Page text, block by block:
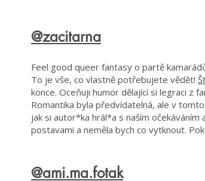
@zacitarna
Feel good queer fantasy o partě
To je vše, co vlastně potřebujete vědět!
konce. Oceňuji humor dělající si legraci z
Romantika byla předvídatelná, ale v
jak si autor*ka hrál*a s naším
postavami a neměla bych co vytknout.
@ami.ma.fotak